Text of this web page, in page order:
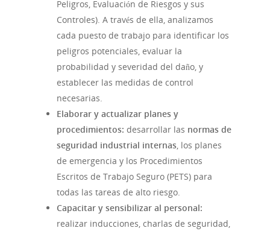
Peligros, Evaluación de Riesgos y sus
Controles). A través de ella, analizamos
cada puesto de trabajo para identificar los
peligros potenciales, evaluar la
probabilidad y severidad del daño, y
establecer las medidas de control
necesarias.
Elaborar y actualizar planes y
procedimientos: desarrollar las normas de
seguridad industrial internas, los planes
de emergencia y los Procedimientos
Escritos de Trabajo Seguro (PETS) para
todas las tareas de alto riesgo.
Capacitar y sensibilizar al personal:
realizar inducciones, charlas de seguridad,
Noticias